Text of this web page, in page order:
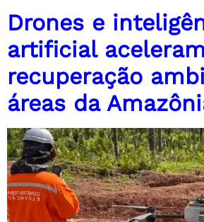
Drones e
artificial aceleram
recuperação
áreas da